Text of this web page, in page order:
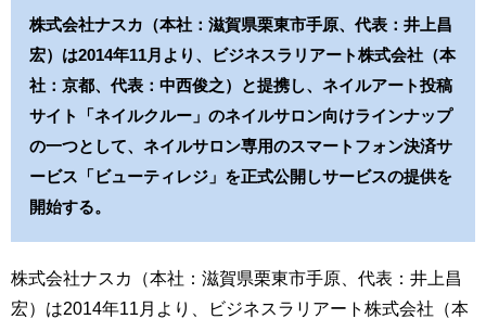
株式会社ナスカ（本社：滋賀県栗東市手原、代表：井上昌
宏）は2014年11月より、ビジネスラリアート株式会社（本
社：京都、代表：中西俊之）と提携し、ネイルアート投稿
サイト「ネイルクルー」のネイルサロン向けラインナップ
の一つとして、ネイルサロン専用のスマートフォン決済サ
ービス「ビューティレジ」を正式公開しサービスの提供を
開始する。
株式会社ナスカ（本社：滋賀県栗東市手原、代表：井上昌
宏）は2014年11月より、ビジネスラリアート株式会社（本